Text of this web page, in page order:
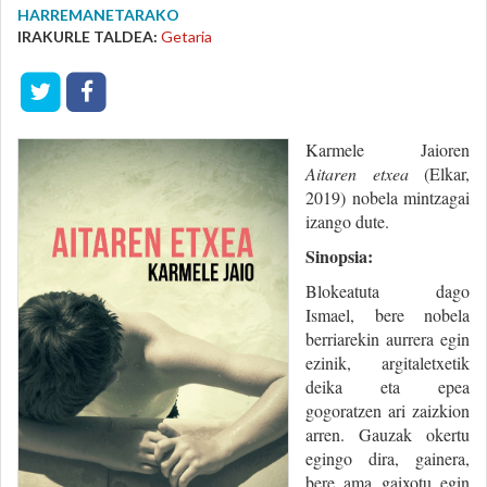
HARREMANETARAKO
IRAKURLE TALDEA: Getaria
Karmele Jaioren
Aitaren etxea(Elkar,
2019) nobela mintzagai
izango dute.
Sinopsia:
Blokeatuta dago
Ismael, bere nobela
berriarekin aurrera egin
ezinik, argitaletxetik
deika eta epea
gogoratzen ari zaizkion
arren. Gauzak okertu
egingo dira, gainera,
bere ama gaixotu egin